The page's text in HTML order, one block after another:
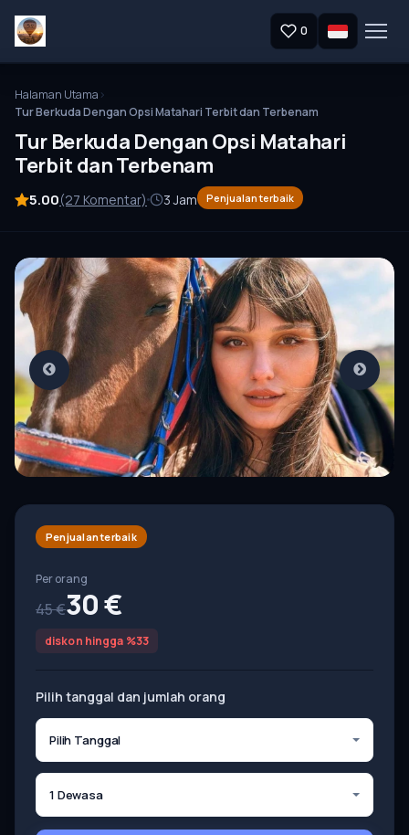
0
Halaman Utama
Tur Berkuda Dengan Opsi Matahari Terbit dan Terbenam
Tur Berkuda Dengan Opsi Matahari
Terbit dan Terbenam
5.00(27 Komentar) 3 Jam Penjualan terbaik
Penjualan terbaik
Per orang
45 €30 €
diskon hingga %33
Pilih tanggal dan jumlah orang
Pilih Tanggal
1 Dewasa